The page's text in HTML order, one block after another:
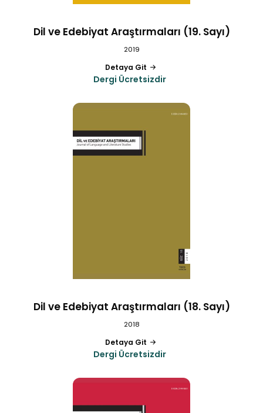
Dil ve Edebiyat Araştırmaları (19. Sayı)
2019
Detaya Git
Dergi Ücretsizdir
Dil ve Edebiyat Araştırmaları (18. Sayı)
2018
Detaya Git
Dergi Ücretsizdir